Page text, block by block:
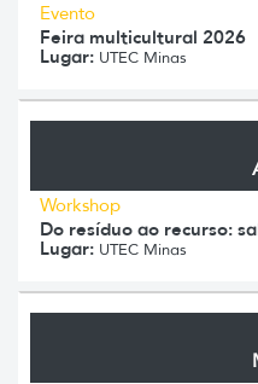
Evento
Feira multicultural 2026
Lugar: UTEC Minas
Workshop
Do resíduo ao recurso:
Lugar: UTEC Minas